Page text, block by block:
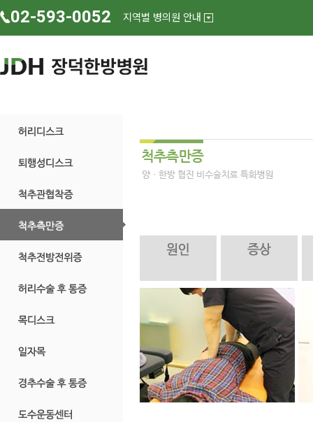
02-593-0052 지역별 병의원 안내